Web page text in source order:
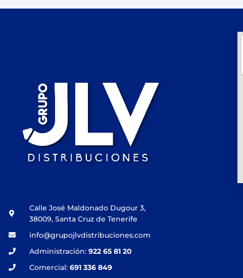
Calle José Maldonado Dugour 3,
38009, Santa Cruz de Tenerife
info@grupojlvdistribuciones.com
Administración: 922 65 81 20
Comercial: 691 336 849